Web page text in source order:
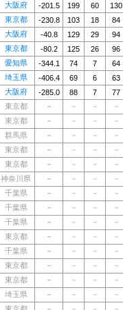
大阪府 -201.5 199 60 130
東京都 -230.8 103 18 84
大阪府 -40.8 129 29 94
東京都 -80.2 125 26 96
愛知県 -344.1 74 7 64
埼玉県 -406.4 69 6 63
大阪府 -285.0 88 7 77
東京都 － － － －
東京都 － － － －
群馬県 － － － －
東京都 － － － －
東京都 － － － －
神奈川県 － － － －
千葉県 － － － －
千葉県 － － － －
千葉県 － － － －
東京都 － － － －
千葉県 － － － －
東京都 － － － －
東京都 － － － －
埼玉県 － － － －